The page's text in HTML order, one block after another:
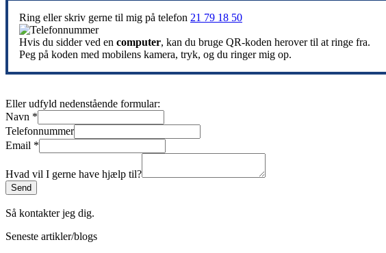
Ring eller skriv gerne til mig på telefon 21 79 18 50
Hvis du sidder ved en computer, kan du bruge QR-koden herover til at ringe fra.
Peg på koden med mobilens kamera, tryk, og du ringer mig op.
Eller udfyld nedenstående formular:
Navn *
Telefonnummer
Email *
Hvad vil I gerne have hjælp til?
Send
Så kontakter jeg dig.
Seneste artikler/blogs